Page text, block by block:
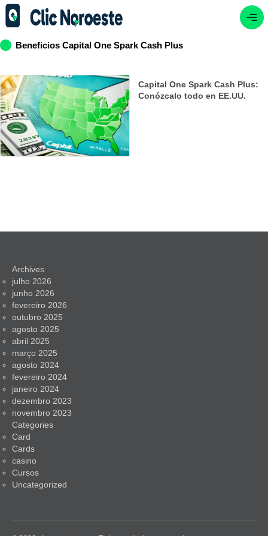
Beneficios Capital One Spark Cash Plus
Capital One Spark Cash Plus:
Conózcalo todo en EE.UU.
Archives
julho 2026
junho 2026
fevereiro 2026
outubro 2025
agosto 2025
abril 2025
março 2025
agosto 2024
fevereiro 2024
janeiro 2024
dezembro 2023
novembro 2023
Categories
Card
Cards
casino
Cursos
Uncategorized